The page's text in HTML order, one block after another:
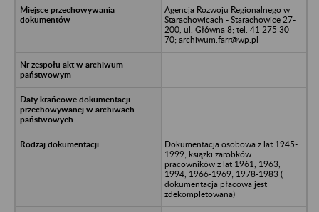
Agencja Rozwoju Regionalnego w
Starachowicach - Starachowice 27-
200, ul. Główna 8; tel. 41 275 30
70; archiwum.farr@wp.pl
Dokumentacja osobowa z lat 1945-
1999; książki zarobków
pracowników z lat 1961, 1963,
1994, 1966-1969; 1978-1983 (
dokumentacja płacowa jest
zdekompletowana)